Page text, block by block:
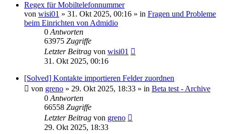
Regex für Mobiltelefonnummer
von wisi01 » 31. Okt 2025, 00:16 » in Fragen und Probleme
beim Einrichten von Admidio
0 Antworten
63975 Zugriffe
Letzter Beitrag von wisi01
31. Okt 2025, 00:16
[Solved] Kontakte importieren Felder zuordnen
von greno » 29. Okt 2025, 18:33 » in Beta test - Archive
0 Antworten
66558 Zugriffe
Letzter Beitrag von greno
29. Okt 2025, 18:33